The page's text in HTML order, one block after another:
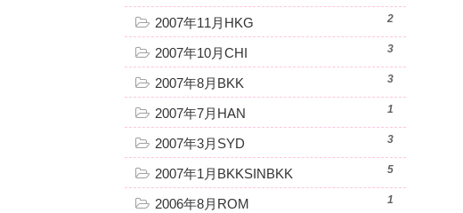
2007年11月HKG 2
2007年10月CHI 3
2007年8月BKK 3
2007年7月HAN 1
2007年3月SYD 3
2007年1月BKKSINBKK 5
2006年8月ROM 1